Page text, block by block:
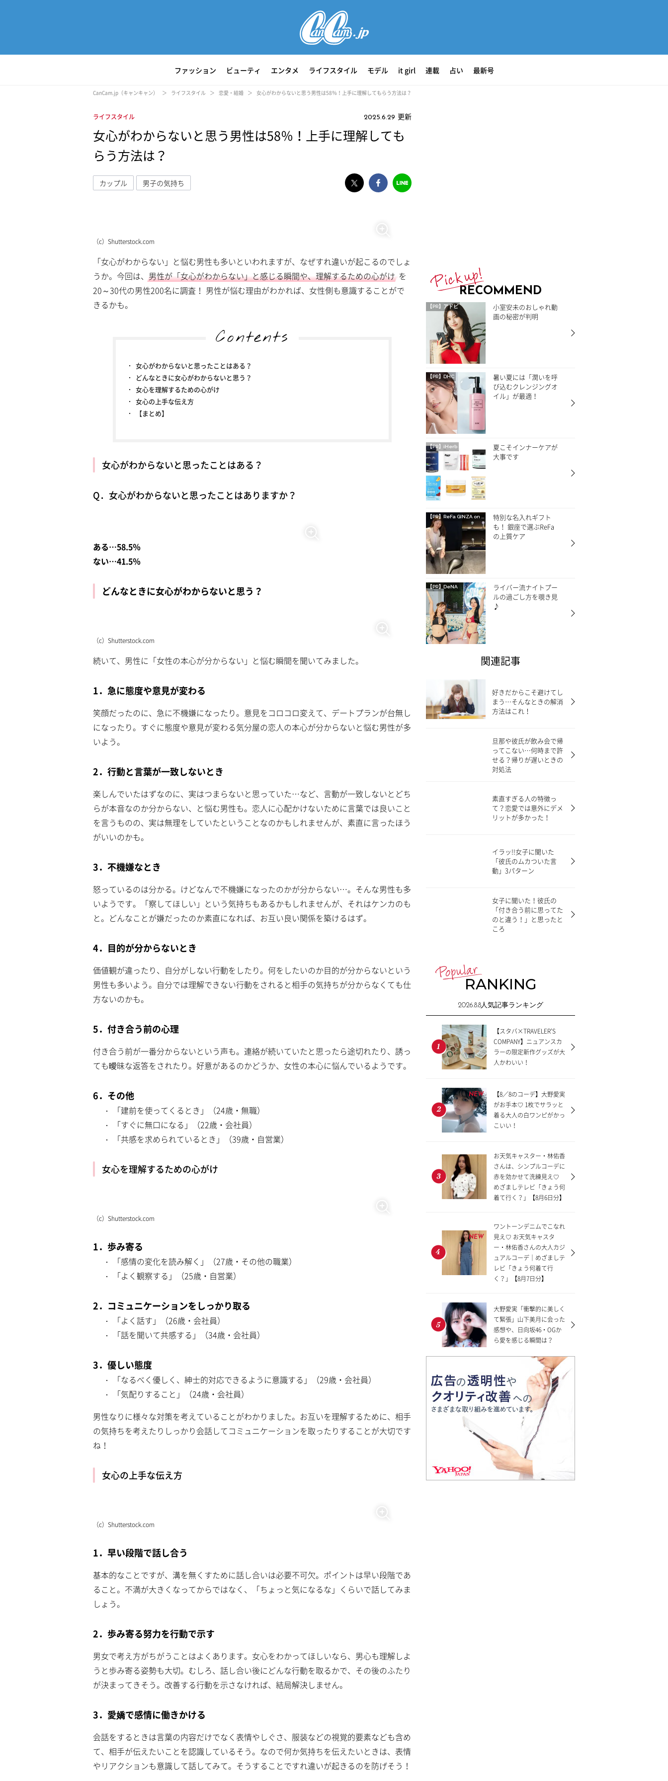
ファッション ビューティ エンタメ ライフスタイル モデル it girl 連載 占い 最新号
CanCam.jp（キャンキャン） ライフスタイル 恋愛・結婚 女心がわからないと思う男性は58％！上手に理解してもらう方法は？
ライフスタイル 2025.6.29 更新
女心がわからないと思う男性は58％！上手に理解しても
らう方法は？
カップル 男子の気持ち
t
4
.
1
6
%
（c）Shutterstock.com
「女心がわからない」と悩む男性も多いといわれますが、なぜすれ違いが起こるのでしょ
うか。今回は、 男性が「女心がわからない」と感じる瞬間や、理解するための心がけ を
20～30代の男性200名に調査！ 男性が悩む理由がわかれば、女性側も意識することがで
きるかも。
Contents
女心がわからないと思ったことはある？
どんなときに女心がわからないと思う？
女心を理解するための心がけ
女心の上手な伝え方
【まとめ】
女心がわからないと思ったことはある？
Q．女心がわからないと思ったことはありますか？
ある…58.5％
ない…41.5％
どんなときに女心がわからないと思う？
（c）Shutterstock.com
続いて、男性に「女性の本心が分からない」と悩む瞬間を聞いてみました。
1．急に態度や意見が変わる
笑顔だったのに、急に不機嫌になったり。意見をコロコロ変えて、デートプランが台無し
になったり。すぐに態度や意見が変わる気分屋の恋人の本心が分からないと悩む男性が多
いよう。
2．行動と言葉が一致しないとき
楽しんでいたはずなのに、実はつまらないと思っていた…など、言動が一致しないとどち
らが本音なのか分からない、と悩む男性も。恋人に心配かけないために言葉では良いこと
を言うものの、実は無理をしていたということなのかもしれませんが、素直に言ったほう
がいいのかも。
3．不機嫌なとき
怒っているのは分かる。けどなんで不機嫌になったのかが分からない…。そんな男性も多
いようです。「察してほしい」という気持ちもあるかもしれませんが、それはケンカのも
と。どんなことが嫌だったのか素直になれば、お互い良い関係を築けるはず。
4．目的が分からないとき
価値観が違ったり、自分がしない行動をしたり。何をしたいのか目的が分からないという
男性も多いよう。自分では理解できない行動をされると相手の気持ちが分からなくても仕
方ないのかも。
5．付き合う前の心理
付き合う前が一番分からないという声も。連絡が続いていたと思ったら途切れたり、誘っ
ても曖昧な返答をされたり。好意があるのかどうか、女性の本心に悩んでいるようです。
6．その他
「建前を使ってくるとき」（24歳・無職）
「すぐに無口になる」（22歳・会社員）
「共感を求められているとき」（39歳・自営業）
女心を理解するための心がけ
（c）Shutterstock.com
1．歩み寄る
「感情の変化を読み解く」（27歳・その他の職業）
「よく観察する」（25歳・自営業）
2．コミュニケーションをしっかり取る
「よく話す」（26歳・会社員）
「話を聞いて共感する」（34歳・会社員）
3．優しい態度
「なるべく優しく、紳士的対応できるように意識する」（29歳・会社員）
「気配りすること」（24歳・会社員）
男性なりに様々な対策を考えていることがわかりました。お互いを理解するために、相手
の気持ちを考えたりしっかり会話してコミュニケーションを取ったりすることが大切です
ね！
女心の上手な伝え方
（c）Shutterstock.com
1．早い段階で話し合う
基本的なことですが、溝を無くすために話し合いは必要不可欠。ポイントは早い段階であ
ること。不満が大きくなってからではなく、「ちょっと気になるな」くらいで話してみま
しょう。
2．歩み寄る努力を行動で示す
男女で考え方がちがうことはよくあります。女心をわかってほしいなら、男心も理解しよ
うと歩み寄る姿勢も大切。むしろ、話し合い後にどんな行動を取るかで、その後のふたり
が決まってきそう。改善する行動を示さなければ、結局解決しません。
3．愛嬌で感情に働きかける
会話をするときは言葉の内容だけでなく表情やしぐさ、服装などの視覚的要素なども含め
て、相手が伝えたいことを認識しているそう。なので何か気持ちを伝えたいときは、表情
やリアクションも意識して話してみて。そうすることですれ違いが起きるのを防げそう！
RECOMMEND
【PR】アドビ
小室安未のおしゃれ動
画の秘密が判明
【PR】DHC
暑い夏には「潤いを呼
び込むクレンジングオ
イル」が最適！
【PR】iHerb
夏こそインナーケアが
大事です
【PR】 ReFa GINZA on CREA
特別な名入れギフト
も！ 銀座で選ぶReFa
の上質ケア
【PR】DeNA
ライバー流ナイトプー
ルの過ごし方を覗き見
♪
関連記事
好きだからこそ避けてし
まう…そんなときの解消
方法はこれ！
旦那や彼氏が飲み会で帰
ってこない…何時まで許
せる？帰りが遅いときの
対処法
素直すぎる人の特徴っ
て？恋愛では意外にデメ
リットが多かった！
イラッ!!女子に聞いた
「彼氏のムカついた言
動」3パターン
女子に聞いた！彼氏の
「付き合う前に思ってた
のと違う！」と思ったと
ころ
RANKING
2026.8.8人気記事ランキング
【スタバ×TRAVELER’S
COMPANY】ニュアンスカ
ラーの限定新作グッズが大
人かわいい！
NEW
【8／8のコーデ】大野愛実
がお手本♡ 1枚でサラッと
着る大人の白ワンピがかっ
こいい！
お天気キャスター・林佑香
さんは、シンプルコーデに
赤を効かせて洗練見え♡
めざましテレビ「きょう何
着て行く？」【8月6日分】
NEW
ワントーンデニムでこなれ
見え♡ お天気キャスタ
ー・林佑香さんの大人カジ
ュアルコーデ｜めざましテ
レビ「きょう何着て行
く？」【8月7日分】
大野愛実「衝撃的に美しく
て緊張」山下美月に会った
感想や、日向坂46・OGか
ら愛を感じる瞬間は？